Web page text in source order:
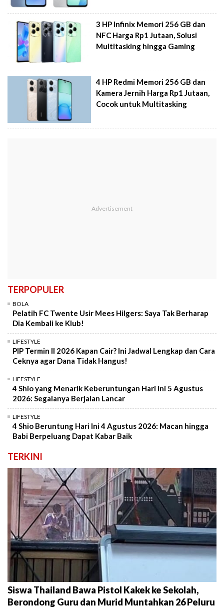
3 HP Infinix Memori 256 GB dan
NFC Harga Rp1 Jutaan, Solusi
Multitasking hingga Gaming
4 HP Redmi Memori 256 GB dan
Kamera Jernih Harga Rp1 Jutaan,
Cocok untuk Multitasking
TERPOPULER
BOLA
Pelatih FC Twente Usir Mees Hilgers: Saya Tak Berharap
Dia Kembali ke Klub!
LIFESTYLE
PIP Termin II 2026 Kapan Cair? Ini Jadwal Lengkap dan Cara
Ceknya agar Dana Tidak Hangus!
LIFESTYLE
4 Shio yang Menarik Keberuntungan Hari Ini 5 Agustus
2026: Segalanya Berjalan Lancar
LIFESTYLE
4 Shio Beruntung Hari Ini 4 Agustus 2026: Macan hingga
Babi Berpeluang Dapat Kabar Baik
TERKINI
Siswa Thailand Bawa Pistol Kakek ke Sekolah,
Berondong Guru dan Murid Muntahkan 26 Peluru